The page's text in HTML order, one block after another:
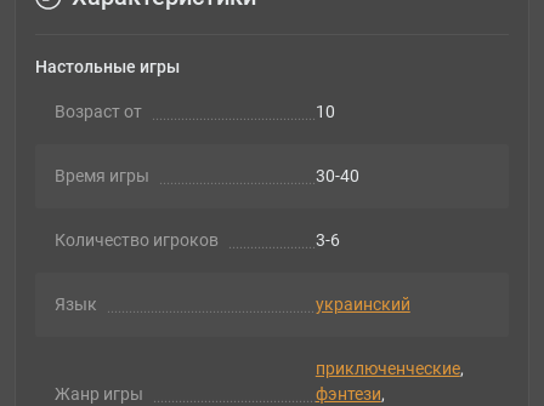
Настольные игры
Возраст от 10
Время игры 30-40
Количество игроков 3-6
Язык украинский
Жанр игры
приключенческие,
фэнтези,